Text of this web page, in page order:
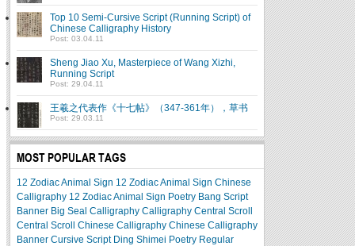
Top 10 Semi-Cursive Script (Running Script) of
Chinese Calligraphy History
Post: 03.04.11
Sheng Jiao Xu, Masterpiece of Wang Xizhi,
Running Script
Post: 29.04.11
王羲之代表作《十七帖》（347-361年），草书
Post: 29.03.11
MOST POPULAR TAGS
12 Zodiac Animal Sign 12 Zodiac Animal Sign Chinese
Calligraphy 12 Zodiac Animal Sign Poetry Bang Script
Banner Big Seal Calligraphy Calligraphy Central Scroll
Central Scroll Chinese Calligraphy Chinese Calligraphy
Banner Cursive Script Ding Shimei Poetry Regular